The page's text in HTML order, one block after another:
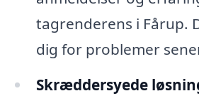
tagrenderens i Fårup.
dig for problemer
Skræddersyede